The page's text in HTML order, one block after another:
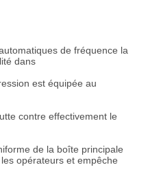
de fréquence la
dans
est équipée au
contre effectivement le
de la boîte principale
opérateurs et empêche